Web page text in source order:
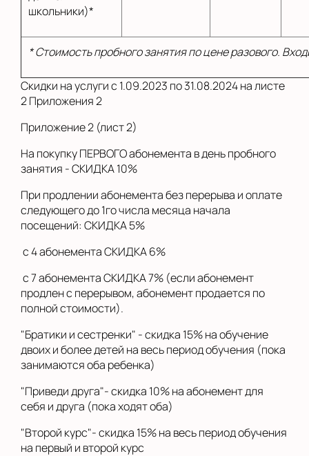
школьники)*
* Стоимость пробного занятия по цене разового.
Скидки на услуги с 1.09.2023 по 31.08.2024 на листе
2 Приложения 2
Приложение 2 (лист 2)
На покупку ПЕРВОГО абонемента в день пробного
занятия - СКИДКА 10%
При продлении абонемента без перерыва и оплате
следующего до 1го числа месяца начала
посещений: СКИДКА 5%
с 4 абонемента СКИДКА 6%
с 7 абонемента СКИДКА 7% (если абонемент
продлен с перерывом, абонемент продается по
полной стоимости).
"Братики и сестренки" - скидка 15% на обучение
двоих и более детей на весь период обучения (пока
занимаются оба ребенка)
"Приведи друга"- скидка 10% на абонемент для
себя и друга (пока ходят оба)
"Второй курс"- скидка 15% на весь период обучения
на первый и второй курс